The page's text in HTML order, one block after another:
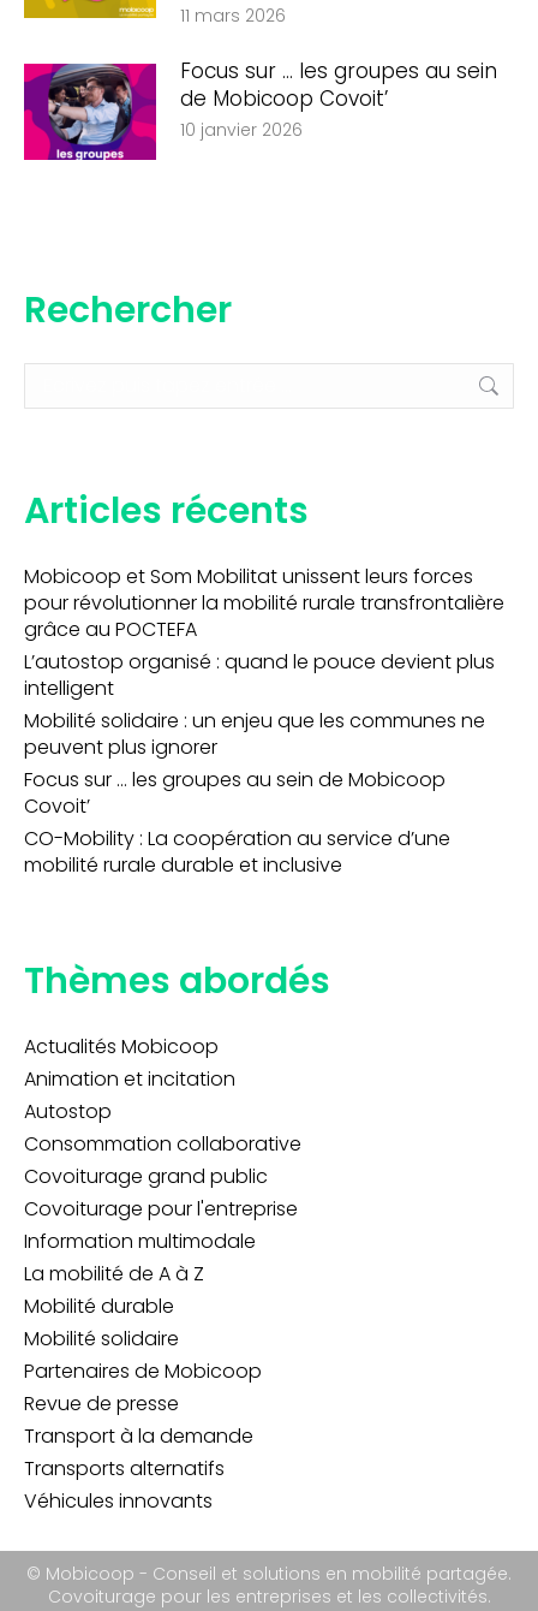
11 mars 2026
Focus sur … les groupes au sein
de Mobicoop Covoit’
10 janvier 2026
Rechercher
:
Articles récents
Mobicoop et Som Mobilitat unissent leurs forces
pour révolutionner la mobilité rurale transfrontalière
grâce au POCTEFA
L’autostop organisé : quand le pouce devient plus
intelligent
Mobilité solidaire : un enjeu que les communes ne
peuvent plus ignorer
Focus sur … les groupes au sein de Mobicoop
Covoit’
CO-Mobility : La coopération au service d’une
mobilité rurale durable et inclusive
Thèmes abordés
Actualités Mobicoop
Animation et incitation
Autostop
Consommation collaborative
Covoiturage grand public
Covoiturage pour l'entreprise
Information multimodale
La mobilité de A à Z
Mobilité durable
Mobilité solidaire
Partenaires de Mobicoop
Revue de presse
Transport à la demande
Transports alternatifs
Véhicules innovants
© Mobicoop - Conseil et solutions en mobilité partagée.
Covoiturage pour les entreprises et les collectivités.